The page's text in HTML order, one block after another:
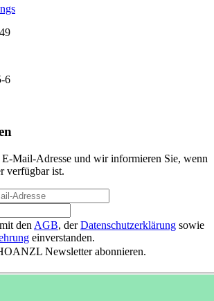
6
E-Mail-Adresse und wir informieren Sie, wenn
verfügbar ist.
den AGB, derDatenschutzerklärung sowie
einverstanden.
Newsletter abonnieren.